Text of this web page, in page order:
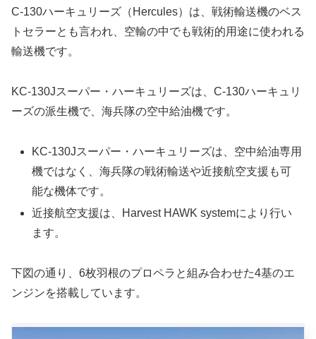
C-130ハーキュリーズ（Hercules）は、戦術輸送機のベス
トセラーとも言われ、空輸の中でも戦術的用途に使われる
輸送機です。
KC-130Jスーパー・ハーキュリーズは、C-130ハーキュリ
ーズの派生機で、海兵隊の空中給油機です。
KC-130Jスーパー・ハーキュリーズは、空中給油専用
機ではなく、海兵隊の戦術輸送や近接航空支援も可
能な機体です。
近接航空支援は、Harvest HAWK systemにより行い
ます。
下図の通り、6枚羽根のプロペラと組み合わせた4基のエ
ンジンを搭載しています。